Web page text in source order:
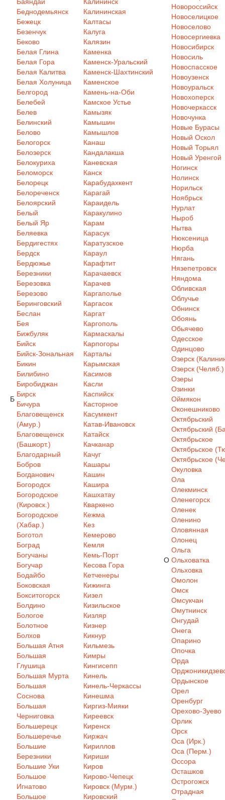
Б
Беднодемьянск
Бежецк
Безенчук
Беково
Белая Глина
Белая Гора
Белая Калитва
Белая Холуница
Белгород
Белебей
Белев
Белинский
Белово
Белогорск
Белозерск
Белокуриха
Беломорск
Белорецк
Белореченск
Белоярский
Белый
Белый Яр
Беляевка
Бердигестях
Бердск
Бердюжье
Березники
Березовка
Березово
Беринговский
Беслан
Бея
Бижбуляк
Бийск
Бийск-Зональная
Бикин
Билибино
Биробиджан
Бирск
Бичура
Благовещенск
(Амур.)
Благовещенск
(Башкорт.)
Благодарный
Бобров
Богданович
Богородск
Богородское
(Кировск.)
Богородское
(Хабар.)
Боготол
Боград
Богучаны
Богучар
Бодайбо
Боковская
Бокситогорск
Болдино
Бологое
Болотное
Болхов
Большая Атня
Большая
Глушица
Большая Мурта
Большая
Соснова
Большая
Черниговка
Большерецк
Большеречье
Большие
Березники
Большие Уки
Большое
Игнатово
Большое
Калининская
Калтасы
Калуга
Калязин
Каменка
Каменск-Уральский
Каменск-Шахтинский
Каменское
Камень-на-Оби
Камское Устье
Камызяк
Камышин
Камышлов
Канаш
Кандалакша
Каневская
Канск
Карабудахкент
Карагай
Караидель
Каракулино
Карам
Карасук
Каратузское
Караул
Карафтит
Карачаевск
Карачев
Каргаполье
Каргасок
Каргат
Каргополь
Кармаскалы
Карпогоры
Карталы
Карымская
Касимов
Касли
Каспийск
Касторное
Касумкент
Катав-Ивановск
Катайск
Качканар
Качуг
Кашары
Кашин
Кашира
Кашхатау
Кваркено
Кежма
Кез
Кемерово
Кемля
Кемь-Порт
Кесова Гора
Кетченеры
Кижинга
Кизел
Кизильское
Кизляр
Кизнер
Кикнур
Кильмезь
Кимры
Кингисепп
Кинель
Кинель-Черкассы
Кинешма
Киргиз-Мияки
Киреевск
Киренск
Киржач
Кириллов
Кириши
Киров
Кирово-Чепецк
Кировск (Мурм.)
Кировский
Новороссийск
Новоселицкое
Новоселово
Новосергиевка
Новосибирск
Новосиль
Новоспасское
Новоузенск
Новоуральск
Новохоперск
Новочеркасск
Новочунка
Новые Бурасы
Новый Оскол
Новый Торьял
Новый Уренгой
Ногинск
Нолинск
Норильск
Ноябрьск
Нурлат
Ныроб
Нытва
Нюксеница
Нюрба
Нягань
Нязепетровск
Няндома
О
Обливская
Облучье
Обнинск
Обоянь
Обьячево
Одесское
Одинцово
Озерск
Озерск (Челяб.)
Озеры
Озинки
Оймякон
Оконешниково
Октябрьский
Октябрьский
Октябрьское
Октябрьское
Октябрьское
Окуловка
Ола
Олекминск
Оленегорск
Оленек
Оленино
Оловянная
Олонец
Ольга
Ольховатка
Ольховка
Омолон
Омск
Омсукчан
Омутнинск
Онгудай
Онега
Опарино
Опочка
Орда
Ордынское
Орел
Оренбург
Орехово-Зуево
Орлик
Орск
Оса (Ирк.)
Оса (Перм.)
Оссора
Осташков
Острогожск
Отрадная